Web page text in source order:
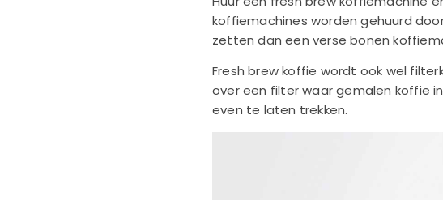
koffiemachines worden gehuurd
zetten dan een verse bonen
Fresh brew koffie wordt ook wel
over een filter waar gemalen koffie
even te laten trekken.